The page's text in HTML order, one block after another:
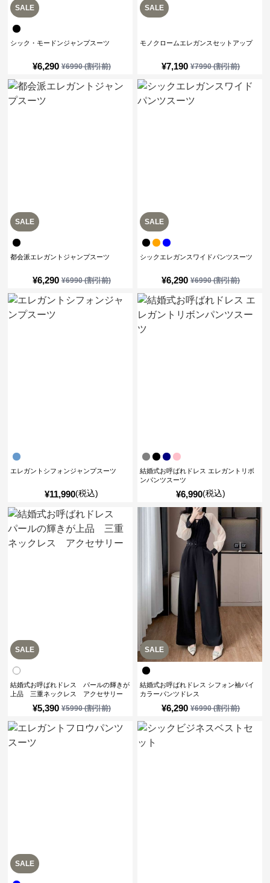
SALE
¥6,290 ¥6990(割引前)
シック・モードンジャンプスーツ
SALE
¥7,190 ¥7990(割引前)
モノクロームエレガンスセットアップ
SALE
¥6,290 ¥6990(割引前)
都会派エレガントジャンプスーツ
SALE
¥6,290 ¥6990(割引前)
シックエレガンスワイドパンツスーツ
¥11,990(税込)
エレガントシフォンジャンプスーツ
¥6,990(税込)
結婚式お呼ばれドレス エレガントリボ
ンパンツスーツ
SALE
¥5,390 ¥5990(割引前)
結婚式お呼ばれドレス パールの輝きが
上品 三重ネックレス アクセサリー
SALE
¥6,290 ¥6990(割引前)
結婚式お呼ばれドレス シフォン袖バイ
カラーパンツドレス
SALE